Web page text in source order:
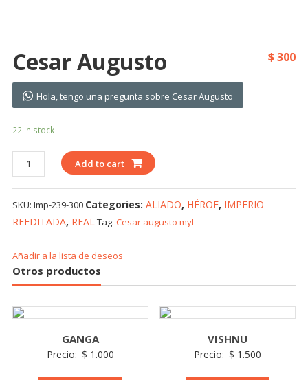
Cesar Augusto $300
Hola, tengo una pregunta sobre Cesar Augusto
22 in stock
Cesar
Augusto
quantity
Add to cart
SKU: Imp-239-300 Categories: ALIADO, HÉROE, IMPERIO
REEDITADA, REALTag: Cesar augusto myl
Añadir a la lista de deseos
Otros productos
GANGA
Precio: $ 1.000
VISHNU
Precio: $ 1.500